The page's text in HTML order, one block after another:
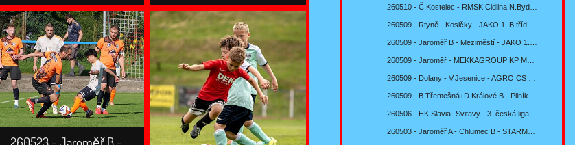
260510 - Č.Kostelec - RMSK Cidlina N.Bydžov A -…
260509 - Rtyně - Kosičky - JAKO 1. B třída mužů…
260509 - Jaroměř - MEKKAGROUP KP MŽ U13 sk. F -…
260506 - HK Slavia -Svitavy - 3. česká liga…
260503 - Jaroměř A - Chlumec B - STARMON KP mužů…